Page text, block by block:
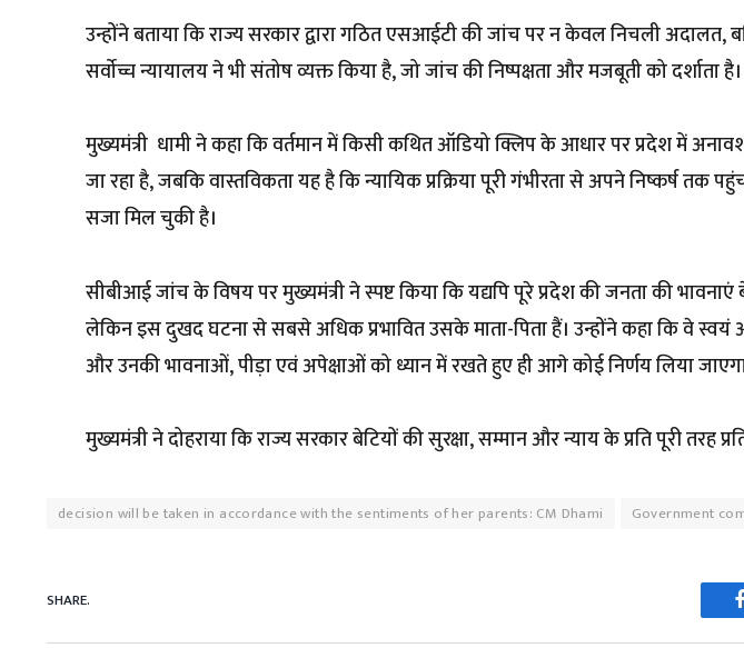
उन्होंने बताया कि राज्य सरकार द्वारा गठित एसआईटी की जांच पर न केवल निचली अदालत,
सर्वाेच्च न्यायालय ने भी संतोष व्यक्त किया है, जो जांच की निष्पक्षता और मजबूती को दर्शाता है।
मुख्यमंत्री धामी ने कहा कि वर्तमान में किसी कथित ऑडियो क्लिप के आधार पर प्रदेश में
जा रहा है, जबकि वास्तविकता यह है कि न्यायिक प्रक्रिया पूरी गंभीरता से अपने निष्कर्ष तक
सजा मिल चुकी है।
सीबीआई जांच के विषय पर मुख्यमंत्री ने स्पष्ट किया कि यद्यपि पूरे प्रदेश की जनता की
लेकिन इस दुखद घटना से सबसे अधिक प्रभावित उसके माता-पिता हैं। उन्होंने कहा कि वे स्वयं
और उनकी भावनाओं, पीड़ा एवं अपेक्षाओं को ध्यान में रखते हुए ही आगे कोई निर्णय लिया
मुख्यमंत्री ने दोहराया कि राज्य सरकार बेटियों की सुरक्षा, सम्मान और न्याय के प्रति पूरी तरह
decision will be taken in accordance with the sentiments of her parents: CM Dhami Government
SHARE.